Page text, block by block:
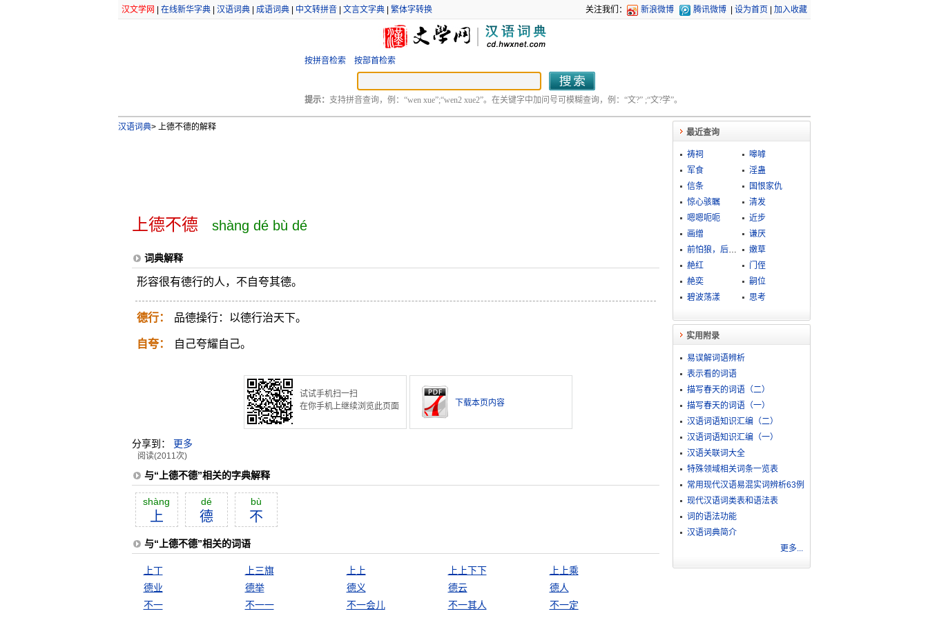
汉文学网 在线新华字典| 汉语词典| 成语词典| 中文转拼音| 文言文字典| 繁体字转换 关注我们： 新浪微博 腾讯微博 设为首页 加入收藏
按拼音检索 按部首检索
提示： 支持拼音查询，例：“wen xue”;“wen2 xue2”。在关键字中加问号可模糊查询，例：“文?” ;“文?学”。
汉语词典>上德不德的解释
上德不德 shàng dé bù dé
词典解释
形容很有德行的人，不自夸其德。
德行： 品德操行：以德行治天下。
自夸： 自己夸耀自己。
试试手机扫一扫
在你手机上继续浏览此页面
下载本页内容
分享到： 更多
阅读(2011次)
与“上德不德”相关的字典解释
shàng
上
dé
德
bù
不
与“上德不德”相关的词语
上丁 上三旗 上上 上上下下
上上乘
德业
德举 德义 德云
德人
不一
不一一 不一会儿 不一其人 不一定
最近查询
祷祠
嗥嘑
军食
淫蛊
信条
国恨家仇
惊心骇瞩
清发
嗯嗯呃呃
近步
画缯
谦厌
前怕狼，后怕虎
嫩草
赩红
门侄
赩奕
嗣位
碧波荡漾
思考
实用附录
易误解词语辨析
表示看的词语
描写春天的词语（二）
描写春天的词语（一）
汉语词语知识汇编（二）
汉语词语知识汇编（一）
汉语关联词大全
特殊领域相关词条一览表
常用现代汉语易混实词辨析63例
现代汉语词类表和语法表
词的语法功能
汉语词典简介
更多...